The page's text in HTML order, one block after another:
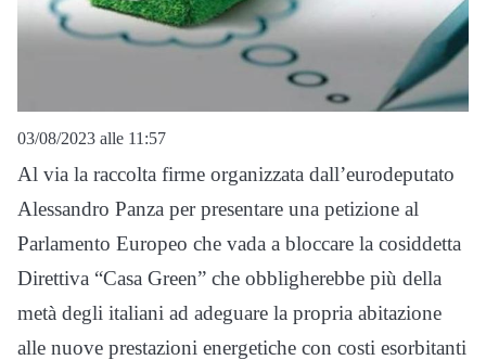
03/08/2023 alle 11:57
Al via la raccolta firme organizzata dall’eurodeputato
Alessandro Panza per presentare una petizione al
Parlamento Europeo che vada a bloccare la cosiddetta
Direttiva “Casa Green” che obbligherebbe più della
metà degli italiani ad adeguare la propria abitazione
alle nuove prestazioni energetiche con costi esorbitanti